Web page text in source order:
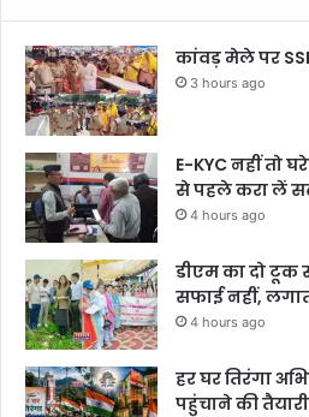
कांवड़ मेले पर
3 hours ago
E-KYC नहीं तो
से पहले करा लें
4 hours ago
डीएम का दो टूक
सफाई नहीं,
4 hours ago
हर घर तिरंगा
पहुंचाने की तैयारी